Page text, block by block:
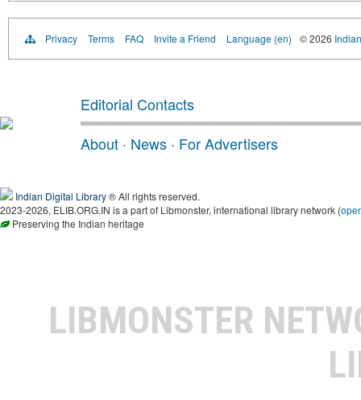
Privacy Terms FAQ Invite a Friend Language (en) © 2026
Editorial Contacts
About · News · For Advertisers
Indian Digital Library® All rights reserved.
2023-2026, ELIB.ORG.IN is a part of Libmonster, international library network (
Preserving the Indian heritage
LIBMONSTER